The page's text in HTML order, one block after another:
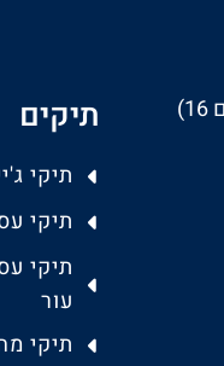
תיקים
תיקי
תיקי
תיקי
עור
תיקי